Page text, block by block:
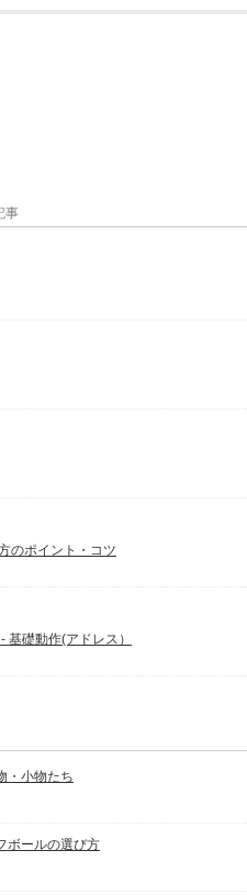
事
のポイント・コツ
基礎動作(アドレス）
・小物たち
ボールの選び方